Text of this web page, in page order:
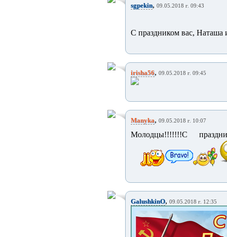
sgpekin, 09.05.2018 г. 09:43
С праздником вас, Наташа
irisha56, 09.05.2018 г. 09:45
Manyka, 09.05.2018 г. 10:07
Молодцы!!!!!!!С
GalushkinO, 09.05.2018 г. 12:35